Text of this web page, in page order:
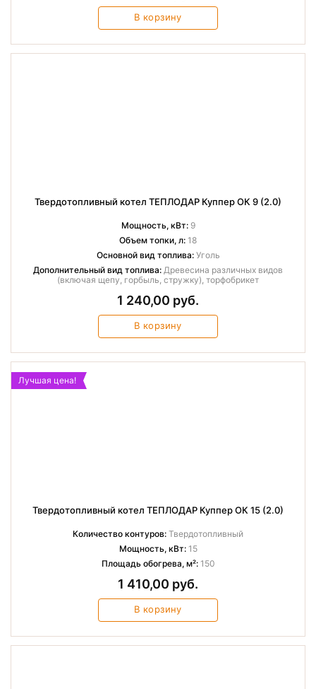
В корзину
Твердотопливный котел ТЕПЛОДАР Куппер ОК 9 (2.0)
Мощность, кВт:9
Объем топки, л: 18
Основной вид топлива:Уголь
Дополнительный вид топлива: Древесина различных видов
(включая щепу, горбыль, стружку), торфобрикет
1 240,00 руб.
В корзину
Лучшая цена!
Твердотопливный котел ТЕПЛОДАР Куппер ОК 15 (2.0)
Количество контуров: Твердотопливный
Мощность, кВт:15
Площадь обогрева, м²:150
1 410,00 руб.
В корзину